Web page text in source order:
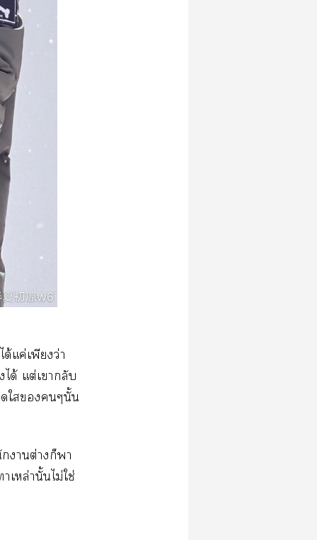
ค่​​ว่​
ด้​ต่​​​
​
ต่​​​
ล่​ั้​ไม่​ใช่​